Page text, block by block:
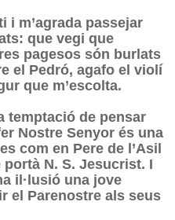
i m’agrada passejar
que vegi que
pagesos són burlats
el Pedró, agafo el violí
que m’escolta.
temptació de pensar
Nostre Senyor és una
com en Pere de l’Asil
portà N. S. Jesucrist. I
il·lusió una jove
el Parenostre als seus